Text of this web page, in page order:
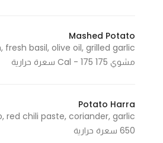
Mashed Potato
مشوي 175 Cal - 175 سعرة حرارية
Potato Harra
650 سعرة حرارية